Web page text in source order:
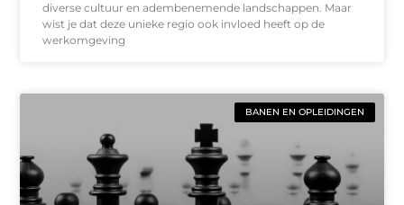
diverse cultuur en adembenemende landschappen. Maar
wist je dat deze unieke regio ook invloed heeft op de
werkomgeving
BANEN EN OPLEIDINGEN